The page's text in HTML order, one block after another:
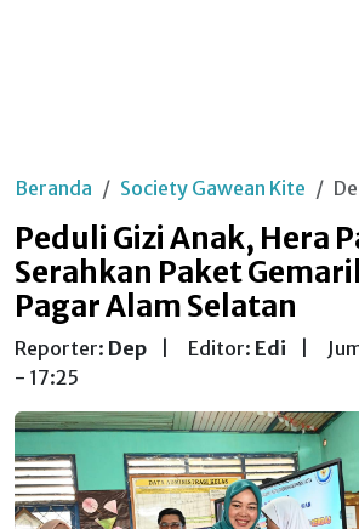
Beranda Society Gawean Kite
Peduli Gizi Anak, Hera
Serahkan Paket
Pagar Alam Selatan
Reporter: Dep Editor: Edi
- 17:25